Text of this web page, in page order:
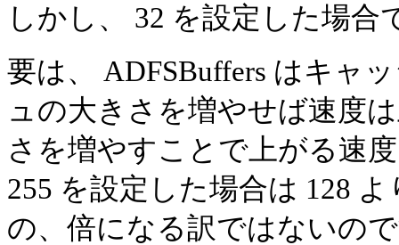
しかし、 32 を設定した場合
要は、 ADFSBuffers はキャ
ュの大きさを増やせば速度
さを増やすことで上がる速
255 を設定した場合は 128
の、倍になる訳ではないの